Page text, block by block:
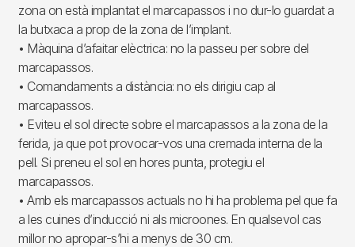
zona on està implantat el marcapassos i no dur-lo guardat a
la butxaca a prop de la zona de l’implant.
• Màquina d’afaitar elèctrica: no la passeu per sobre del
marcapassos.
• Comandaments a distància: no els dirigiu cap al
marcapassos.
• Eviteu el sol directe sobre el marcapassos a la zona de la
ferida, ja que pot provocar-vos una cremada interna de la
pell. Si preneu el sol en hores punta, protegiu el
marcapassos.
• Amb els marcapassos actuals no hi ha problema pel que fa
a les cuines d’inducció ni als microones. En qualsevol cas
millor no apropar-s’hi a menys de 30 cm.